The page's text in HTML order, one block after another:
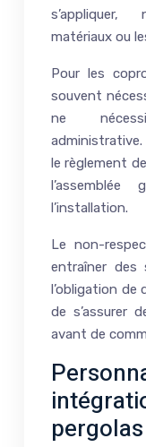
matériaux ou
Pour les
souvent
ne
le règlement
l’assemblée
l’installation.
Le non-
entraîner des
l’obligation de
de s’assurer
avant de
pergolas